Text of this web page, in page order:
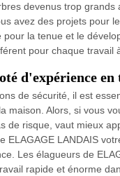
devenus trop grands
avez des projets pour
pour la tenue et le
pour chaque travail
d'expérience
de sécurité, il est
maison. Alors, si vous
de risque, vaut mieux
ELAGAGE LANDAIS
Les élagueurs de
rapide et énorme